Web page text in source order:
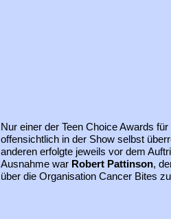
Nur einer der Teen Choice Awards für
offensichtlich in der Show selbst
anderen erfolgte jeweils vor dem
Ausnahme war Robert Pattinson,
über die Organisation Cancer Bites